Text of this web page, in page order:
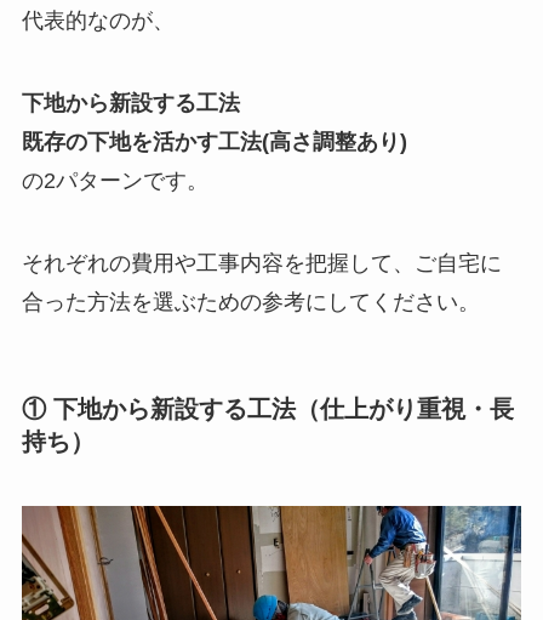
代表的なのが、
下地から新設する工法
既存の下地を活かす工法(高さ調整あり)
の2パターンです。
それぞれの費用や工事内容を把握して、ご自宅に
合った方法を選ぶための参考にしてください。
① 下地から新設する工法（仕上がり重視・長
持ち）